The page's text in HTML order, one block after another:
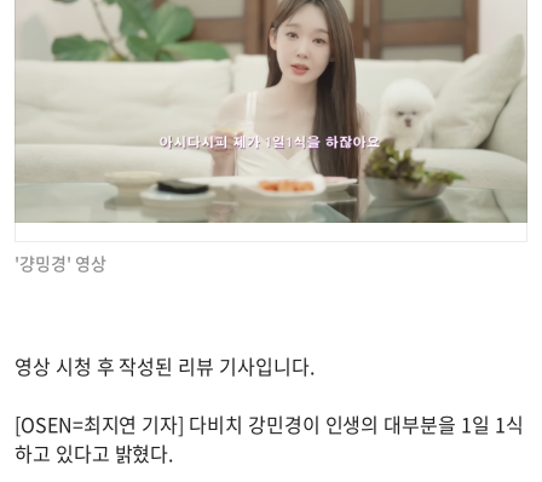
'걍밍경' 영상
영상 시청 후 작성된 리뷰 기사입니다.
[OSEN=최지연 기자] 다비치 강민경이 인생의 대부분을 1일 1식
하고 있다고 밝혔다.